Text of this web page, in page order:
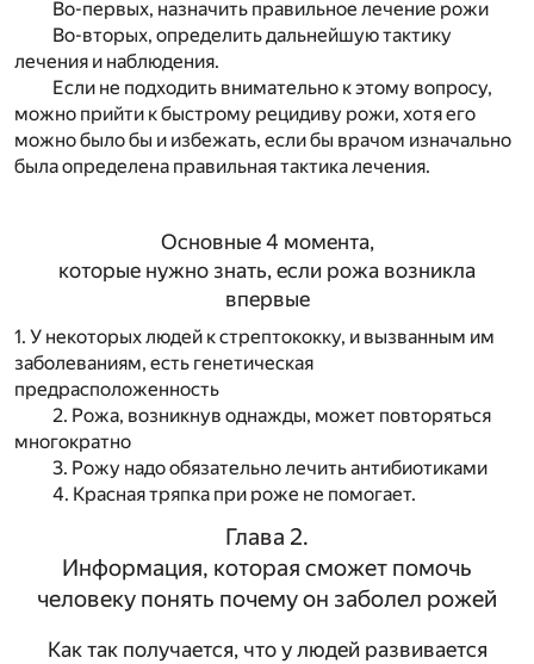
Во-первых, назначить правильное лечение рожи
Во-вторых, определить дальнейшую тактику
лечения и наблюдения.
Если не подходить внимательно к этому вопросу,
можно прийти к быстрому рецидиву рожи, хотя его
можно было бы и избежать, если бы врачом изначально
была определена правильная тактика лечения.
Основные 4 момента,
которые нужно знать, если рожа возникла
впервые
1. У некоторых людей к стрептококку, и вызванным им
заболеваниям, есть генетическая
предрасположенность
2. Рожа, возникнув однажды, может повторяться
многократно
3. Рожу надо обязательно лечить антибиотиками
4. Красная тряпка при роже не помогает.
Глава 2.
Информация, которая сможет помочь
человеку понять почему он заболел рожей
Как так получается, что у людей развивается